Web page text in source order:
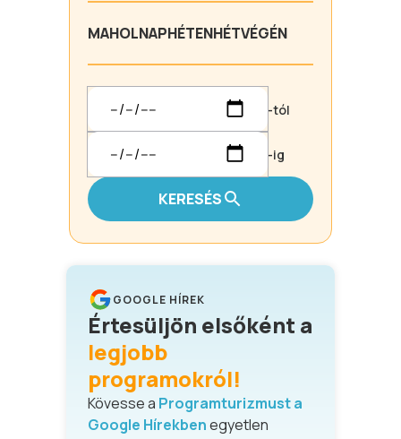
MAHOLNAPHÉTENHÉTVÉGÉN
-tól
-ig
KERESÉS
GOOGLE HÍREK
Értesüljön elsőként a
legjobb
programokról!
Kövesse a Programturizmust a
Google Hírekbenegyetlen